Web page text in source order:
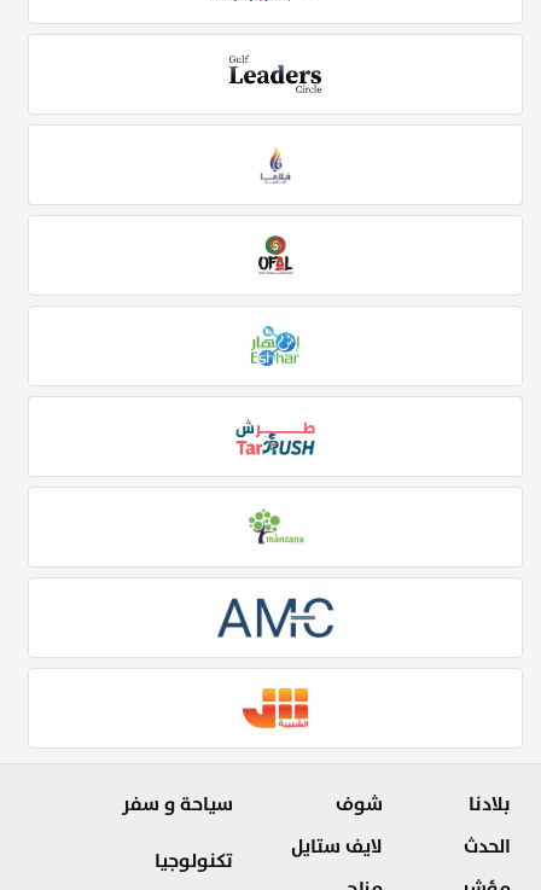
بلادنا
الحدث
شوف
لايف ستايل
سياحة و سفر
تكنولوجيا